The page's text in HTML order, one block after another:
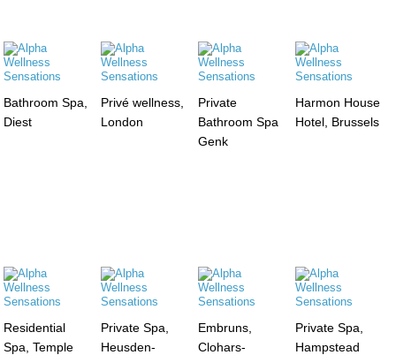
Bathroom Spa,
Diest
Privé wellness,
London
Private
Bathroom Spa
Genk
Harmon House
Hotel, Brussels
Residential
Spa, Temple
Private Spa,
Heusden-
Embruns,
Clohars-
Private Spa,
Hampstead